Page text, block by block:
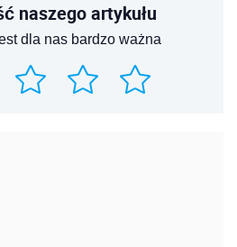
naszego artykułu
dla nas bardzo ważna